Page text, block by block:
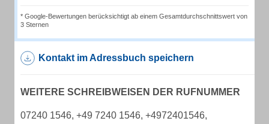
* Google-Bewertungen berücksichtigt ab einem Gesamtdurchschnittswert von
3 Sternen
Kontakt im Adressbuch speichern
WEITERE SCHREIBWEISEN DER RUFNUMMER
07240 1546, +49 7240 1546, +4972401546,